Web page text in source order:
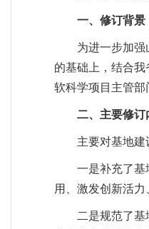
一、修订背景
为进一步加
的基础上，结合
软科学项目主管
二、主要修订
主要对基地
一是补充了基
用、激发创新活
二是规范了